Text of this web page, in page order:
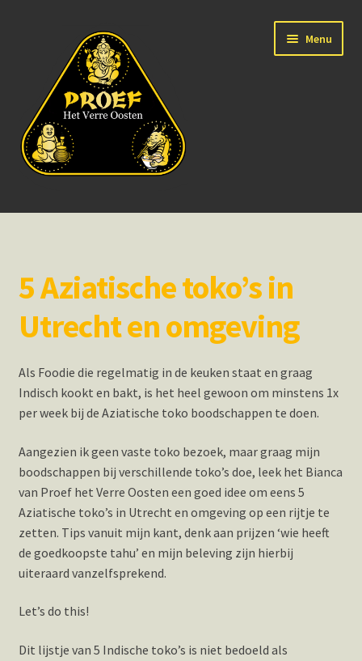
navigatie
inhoud
Menu
Home
Bedrijven en groepen
Particulieren
Hotspots en blogs
5 Aziatische toko’s in
Utrecht en omgeving
Als Foodie die regelmatig in de keuken staat en graag
Indisch kookt en bakt, is het heel gewoon om minstens 1x
per week bij de Aziatische toko boodschappen te doen.
Aangezien ik geen vaste toko bezoek, maar graag mijn
boodschappen bij verschillende toko’s doe, leek het Bianca
van Proef het Verre Oosten een goed idee om eens 5
Aziatische toko’s in Utrecht en omgeving op een rijtje te
zetten. Tips vanuit mijn kant, denk aan prijzen ‘wie heeft
de goedkoopste tahu’ en mijn beleving zijn hierbij
uiteraard vanzelfsprekend.
Let’s do this!
Dit lijstje van 5 Indische toko’s is niet bedoeld als